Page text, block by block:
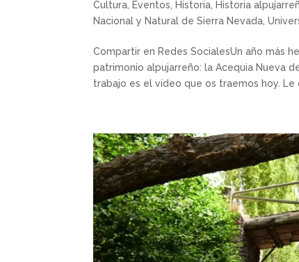
Cultura Eventos Historia Historia
Nacional y Natural de Sierra Nevada ,
Compartir en Redes SocialesUn año más
patrimonio alpujarreño: la Acequia Nueva
trabajo es el vídeo que os traemos hoy. Le